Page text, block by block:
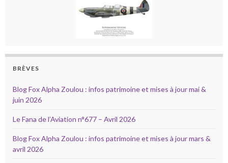
BRÈVES
Blog Fox Alpha Zoulou : infos patrimoine et mises à jour mai &
juin 2026
Le Fana de l’Aviation n°677 – Avril 2026
Blog Fox Alpha Zoulou : infos patrimoine et mises à jour mars &
avril 2026